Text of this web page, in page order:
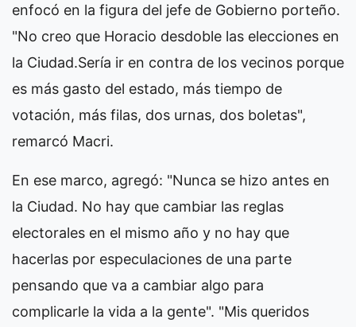
enfocó en la figura del jefe de Gobierno porteño.
"No creo que Horacio desdoble las elecciones en
la Ciudad.Sería ir en contra de los vecinos porque
es más gasto del estado, más tiempo de
votación, más filas, dos urnas, dos boletas",
remarcó Macri.
En ese marco, agregó: "Nunca se hizo antes en
la Ciudad. No hay que cambiar las reglas
electorales en el mismo año y no hay que
hacerlas por especulaciones de una parte
pensando que va a cambiar algo para
complicarle la vida a la gente". "Mis queridos